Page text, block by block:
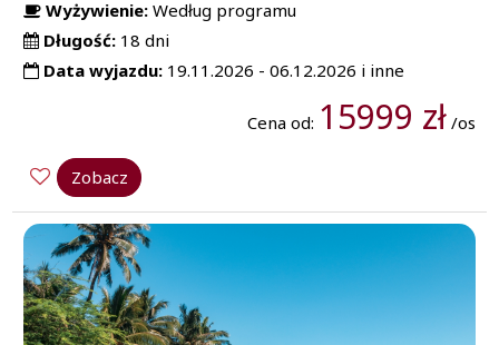
Wyżywienie: Według programu
Długość: 18 dni
Data wyjazdu: 19.11.2026 - 06.12.2026 i inne
Cena od: 15999 zł/os
Zobacz